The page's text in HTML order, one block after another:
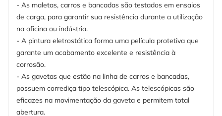
- As maletas, carros e bancadas são testados em ensaios
de carga, para garantir sua resistência durante a utilização
na oficina ou indústria.
- A pintura eletrostática forma uma película protetiva que
garante um acabamento excelente e resistência à
corrosão.
- As gavetas que estão na linha de carros e bancadas,
possuem corrediça tipo telescópica. As telescópicas são
eficazes na movimentação da gaveta e permitem total
abertura.